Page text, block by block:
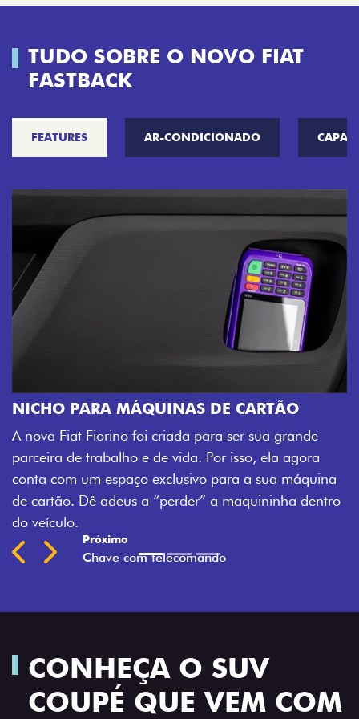
TUDO SOBRE O NOVO FIAT
FASTBACK
FEATURES AR-CONDICIONADO
DE CARTÃO
criada para ser sua grande
de vida. Por isso, ela agora
exclusivo para a sua máquina
a “perder” a maquininha dentro
CHAVE COM
Agora, a chave da sua
veículo também à
fechadura. São
mais fluidez para o
Previous
Next
CONHEÇA O SUV
COUPÉ QUE VEM COM